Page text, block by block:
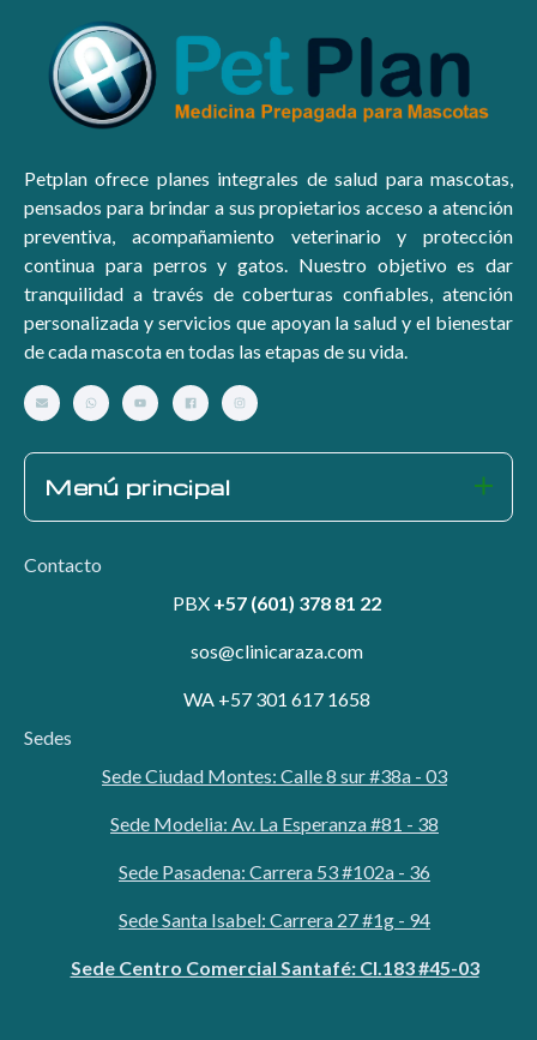
Petplan ofrece planes integrales de salud para mascotas,
pensados para brindar a sus propietarios acceso a atención
preventiva, acompañamiento veterinario y protección
continua para perros y gatos. Nuestro objetivo es dar
tranquilidad a través de coberturas confiables, atención
personalizada y servicios que apoyan la salud y el bienestar
de cada mascota en todas las etapas de su vida.
Menú principal
Contacto
PBX +57 (601) 378 81 22
sos@clinicaraza.com
WA +57 301 617 1658
Sedes
Sede Ciudad Montes: Calle 8 sur #38a - 03
Sede Modelia: Av. La Esperanza #81 - 38
Sede Pasadena: Carrera 53 #102a - 36
Sede Santa Isabel: Carrera 27 #1g - 94
Sede Centro Comercial Santafé: Cl.183 #45-03